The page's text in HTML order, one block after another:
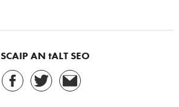
SCAIP AN tALT SEO